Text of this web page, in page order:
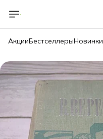
АкцииБестселлерыНовинки